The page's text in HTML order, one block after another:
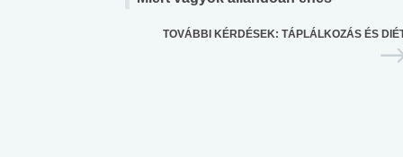
TOVÁBBI KÉRDÉSEK: TÁPLÁLKOZÁS ÉS